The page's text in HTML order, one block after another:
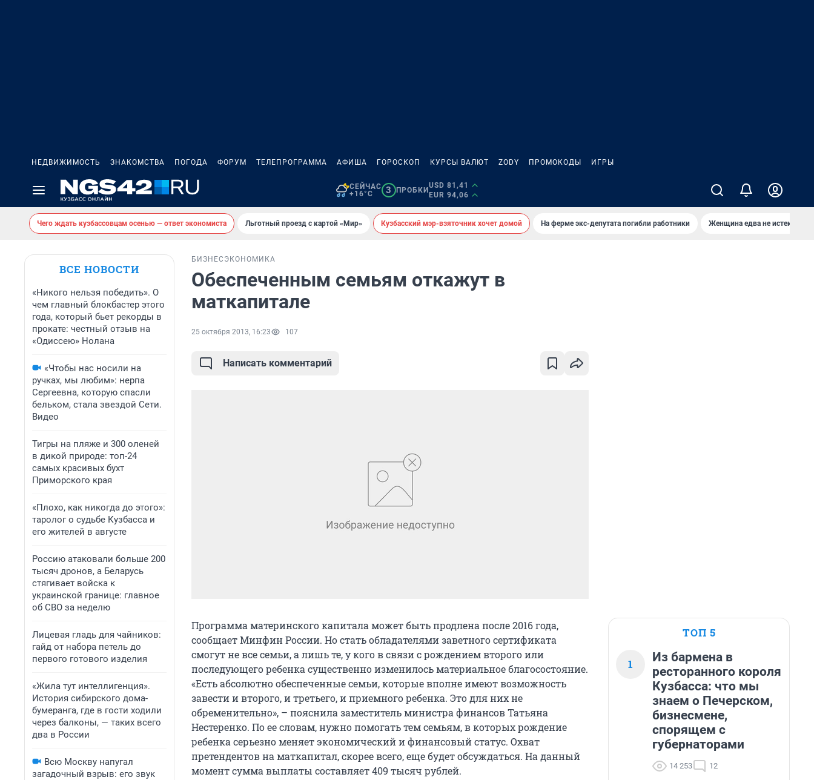
НЕДВИЖИМОСТЬ ЗНАКОМСТВА ПОГОДА ФОРУМ ТЕЛЕПРОГРАММА АФИША ГОРОСКОП КУРСЫ ВАЛЮТ ZODY ПРОМОКОДЫ ИГРЫ
СЕЙЧАС
+16°C
3 ПРОБКИ
USD 81,41
EUR 94,06
Чего ждать кузбассовцам осенью — ответ экономиста Льготный проезд с картой «Мир» Кузбасский мэр-взяточник хочет домой На ферме экс-депутата погибли работники Женщина едва не истекла
ВСЕ НОВОСТИ
«Никого нельзя победить». О
чем главный блокбастер этого
года, который бьет рекорды в
прокате: честный отзыв на
«Одиссею» Нолана
«Чтобы нас носили на
ручках, мы любим»: нерпа
Сергеевна, которую спасли
бельком, стала звездой Сети.
Видео
Тигры на пляже и 300 оленей
в дикой природе: топ-24
самых красивых бухт
Приморского края
«Плохо, как никогда до этого»:
таролог о судьбе Кузбасса и
его жителей в августе
Россию атаковали больше 200
тысяч дронов, а Беларусь
стягивает войска к
украинской границе: главное
об СВО за неделю
Лицевая гладь для чайников:
гайд от набора петель до
первого готового изделия
«Жила тут интеллигенция».
История сибирского дома-
бумеранга, где в гости ходили
через балконы, — таких всего
два в России
Всю Москву напугал
загадочный взрыв: его звук
БИЗНЕС ЭКОНОМИКА
Обеспеченным семьям откажут в
маткапитале
25 октября 2013, 16:23 107
Написать комментарий
Программа материнского капитала может быть продлена после 2016 года,
сообщает Минфин России. Но стать обладателями заветного сертификата
смогут не все семьи, а лишь те, у кого в связи с рождением второго или
последующего ребенка существенно изменилось материальное благосостояние.
«Есть абсолютно обеспеченные семьи, которые вполне имеют возможность
завести и второго, и третьего, и приемного ребенка. Это для них не
обременительно», – пояснила заместитель министра финансов Татьяна
Нестеренко. По ее словам, нужно помогать тем семьям, в которых рождение
ребенка серьезно меняет экономический и финансовый статус. Охват
претендентов на маткапитал, скорее всего, еще будет обсуждаться. На данный
момент сумма выплаты составляет 409 тысяч рублей.
ТОП 5
1
Из бармена в
ресторанного короля
Кузбасса: что мы
знаем о Печерском,
бизнесмене,
спорящем с
губернаторами
14 253 12